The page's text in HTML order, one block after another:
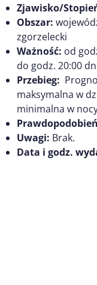
Zjawisko/
Obszar:
zgorzelecki
Ważność: od
do godz. 20:00
Przebieg:
maksymalna w
minimalna w
Uwagi: Brak.
Data i godz.